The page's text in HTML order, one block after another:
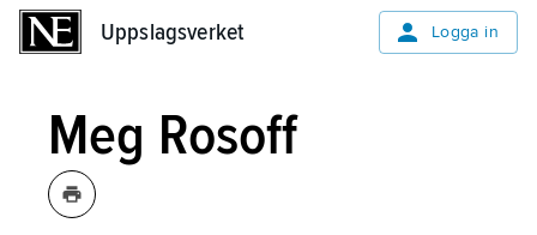
Uppslagsverket Logga in
Meg Rosoff